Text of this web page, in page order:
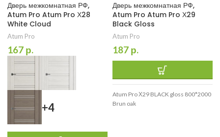
Дверь межкомнатная РФ,
Atum Pro Atum Pro Х28
White Cloud
Atum Pro
167 р.
+4
Дверь межкомнатная РФ,
Atum Pro Atum Pro Х29
Black Gloss
Atum Pro
187 р.
Atum Pro Х29 BLACK gloss 800*2000
Brun oak